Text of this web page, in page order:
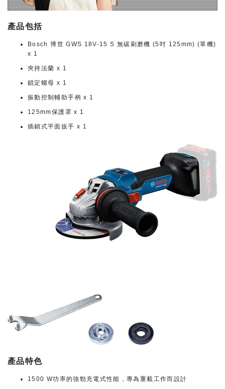
產品包括
Bosch 博世 GWS 18V-15 S 無碳刷磨機 (5吋 125mm) (單機)
x 1
夾持法蘭 x 1
鎖定螺母 x 1
振動控制輔助手柄 x 1
125mm保護罩 x 1
插銷式平面扳手 x 1
產品特色
1500 W功率的強勁充電式性能，專為重載工作而設計